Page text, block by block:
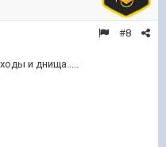
#8
и днища.....